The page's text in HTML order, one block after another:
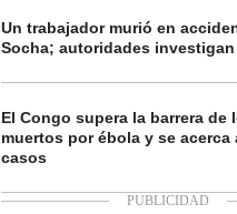
Un trabajador murió en
Socha; autoridades
El Congo supera la barrera de
muertos por ébola y se acerca
casos